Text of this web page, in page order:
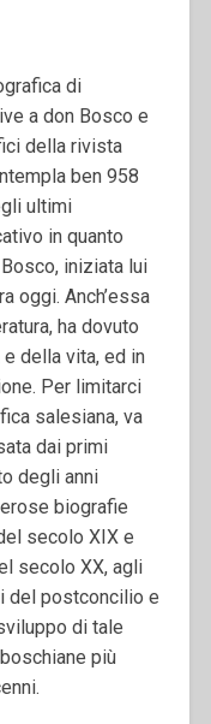
di
a don Bosco e
della rivista
ben 958
ultimi
in quanto
iniziata lui
oggi. Anch’essa
ha dovuto
della vita, ed in
Per limitarci
salesiana, va
dai primi
degli anni
biografie
secolo XIX e
secolo XX, agli
del postconcilio e
di tale
più